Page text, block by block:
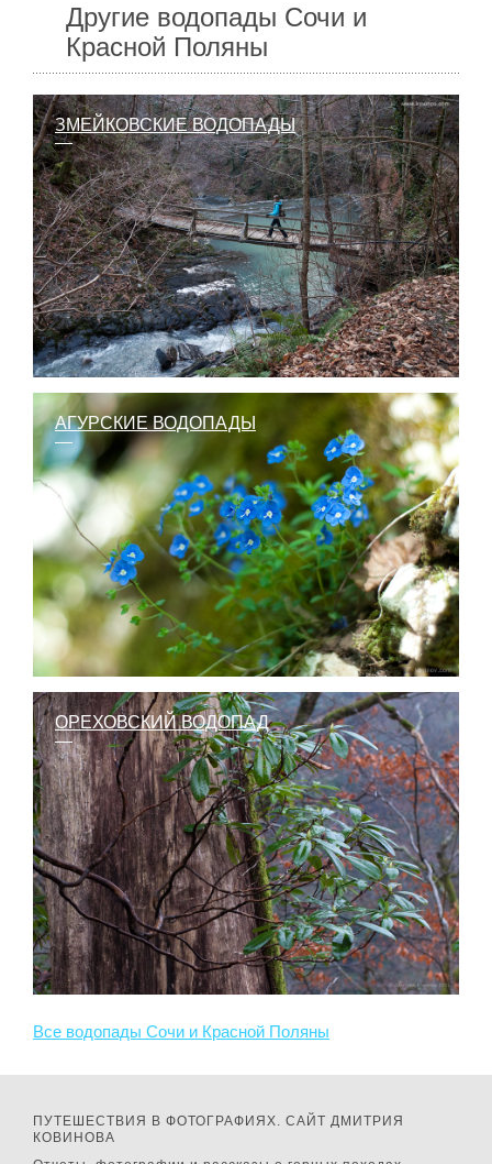
Другие водопады Сочи и
Красной Поляны
ЗМЕЙКОВСКИЕ ВОДОПАДЫ
АГУРСКИЕ ВОДОПАДЫ
ОРЕХОВСКИЙ ВОДОПАД
Все водопады Сочи и Красной Поляны
ПУТЕШЕСТВИЯ В ФОТОГРАФИЯХ. САЙТ ДМИТРИЯ
КОВИНОВА